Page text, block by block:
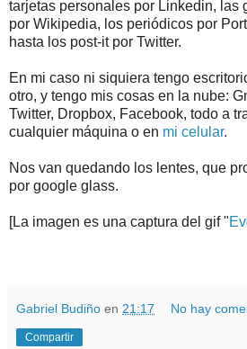
tarjetas personales por Linkedin, las
por Wikipedia, los periódicos por
hasta los post-it por Twitter.
En mi caso ni siquiera tengo
otro, y tengo mis cosas en la nube:
Twitter, Dropbox, Facebook, todo a
cualquier máquina o en mi celular.
Nos van quedando los lentes, que
por google glass.
[La imagen es una captura del gif "
Gabriel Budiño en 21:17 No hay
Compartir